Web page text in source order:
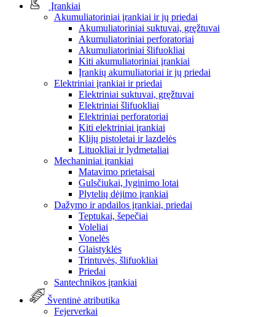
Įrankiai
Akumuliatoriniai įrankiai ir jų priedai
Akumuliatoriniai suktuvai, gręžtuvai
Akumuliatoriniai perforatoriai
Akumuliatoriniai šlifuokliai
Kiti akumuliatoriniai įrankiai
Įrankių akumuliatoriai ir jų priedai
Elektriniai įrankiai ir priedai
Elektriniai suktuvai, gręžtuvai
Elektriniai šlifuokliai
Elektriniai perforatoriai
Kiti elektriniai įrankiai
Klijų pistoletai ir lazdelės
Lituokliai ir lydmetaliai
Mechaniniai įrankiai
Matavimo prietaisai
Gulsčiukai, lyginimo lotai
Plytelių dėjimo įrankiai
Dažymo ir apdailos įrankiai, priedai
Teptukai, šepečiai
Voleliai
Vonelės
Glaistyklės
Trintuvės, šlifuokliai
Priedai
Santechnikos įrankiai
Šventinė atributika
Fejerverkai